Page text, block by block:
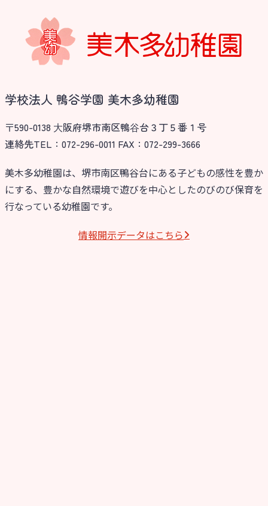
学校法人 鴨谷学園 美木多幼稚園
〒590-0138 ⼤阪府堺市南区鴨⾕台３丁５番１号
連絡先TEL：072-296-0011 FAX：072-299-3666
美木多幼稚園は、堺市南区鴨谷台にある子どもの感性を豊か
にする、豊かな自然環境で遊びを中心としたのびのび保育を
行なっている幼稚園です。
情報開⽰データはこちら